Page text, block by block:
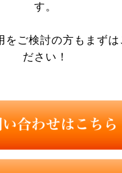
す。
をご検討の方もまずは
ださい！